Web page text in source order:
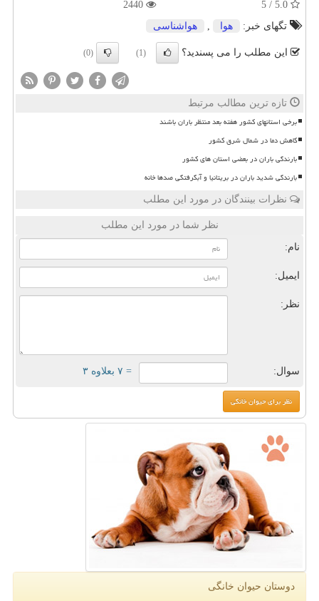
تگهای خبر:
هوا , هواشناسی
این مطلب را می پسندید؟ (1)
(0)
تازه ترین مطالب مرتبط
برخی استانهای کشور هفته بعد منتظر باران باشند
کاهش دما در شمال شرق کشور
بارندگی باران در بعضی استان های کشور
بارندگی شدید باران در بریتانیا و آبگرفتگی صدها خانه
نظرات بینندگان در مورد این مطلب
نظر شما در مورد این مطلب
نام:
ایمیل:
نظر:
سوال: = ۷ بعلاوه ۳
دوستان حیوان خانگی